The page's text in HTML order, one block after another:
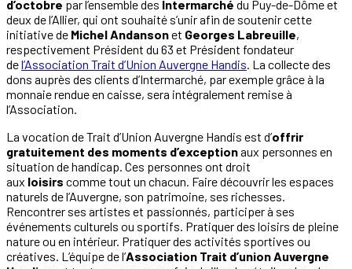
d’octobre par l’ensemble des Intermarché du Puy-de-Dôme et
deux de l’Allier, qui ont souhaité s’unir afin de soutenir cette
initiative de Michel Andansonet Georges Labreuille,
respectivement Président du 63 et Président fondateur
del’Association Trait d’Union Auvergne Handis . La collecte des
dons auprès des clients d’Intermarché, par exemple grâce à la
monnaie rendue en caisse, sera intégralement remise à
l’Association.
La vocation de Trait d’Union Auvergne Handis est d’offrir
gratuitement des moments d’exceptionaux personnes en
situation de handicap. Ces personnes ont droit
aux loisirs comme tout un chacun. Faire découvrir les espaces
naturels de l’Auvergne, son patrimoine, ses richesses.
Rencontrer ses artistes et passionnés, participer à ses
événements culturels ou sportifs. Pratiquer des loisirs de pleine
nature ou en intérieur. Pratiquer des activités sportives ou
créatives. L’équipe de l’Association Trait d’union Auvergne